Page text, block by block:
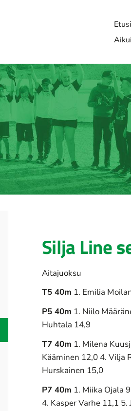
Silja Line
Aitajuoksu
T5 40m 1. Emilia
P5 40m 1. Niilo
Huhtala 14,9
T7 40m 1. Milena
Kääminen 12,0 4. Vilja
Hurskainen 15,0
P7 40m 1. Miika Ojala
4. Kasper Varhe 11,1